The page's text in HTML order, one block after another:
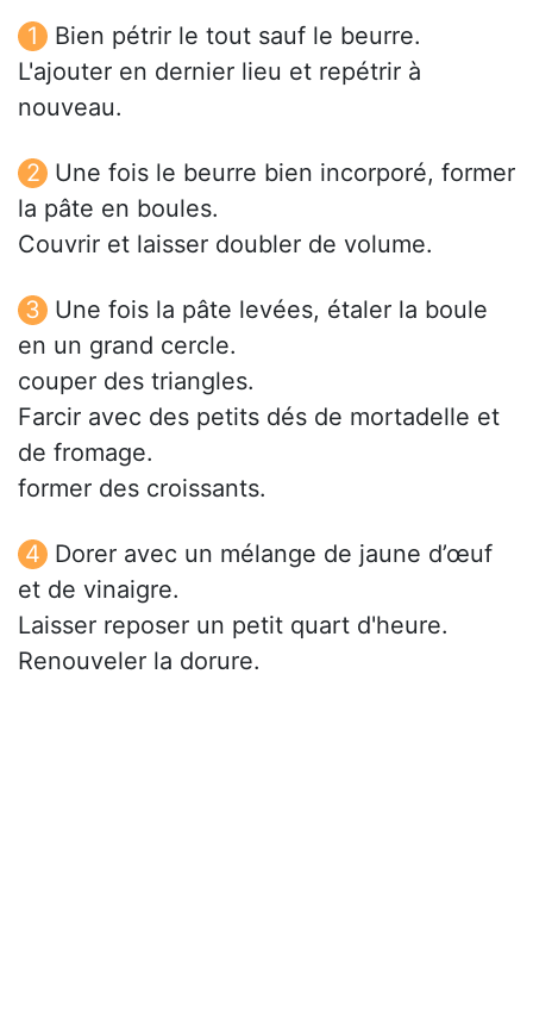
Bien pétrir le tout sauf le beurre.
L'ajouter en dernier lieu et repétrir à
nouveau.
Une fois le beurre bien incorporé, former
la pâte en boules.
Couvrir et laisser doubler de volume.
Une fois la pâte levées, étaler la boule
en un grand cercle.
couper des triangles.
Farcir avec des petits dés de mortadelle et
de fromage.
former des croissants.
Dorer avec un mélange de jaune d’œuf
et de vinaigre.
Laisser reposer un petit quart d'heure.
Renouveler la dorure.